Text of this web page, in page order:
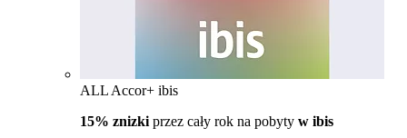
ALL Accor+ ibis
15% znizki przez cały rok na pobyty w ibis